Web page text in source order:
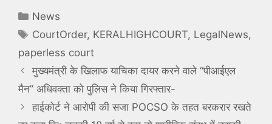
Categories
News
Tags
CourtOrder, KERALHIGHCOURT, LegalNews,
paperless court
मुख्यमंत्री के खिलाफ याचिका दायर करने वाले “पीआईएल
मैन” अधिवक्ता को पुलिस ने किया गिरफ्तार-
हाईकोर्ट ने आरोपी की सजा POCSO के तहत बरकरार रखते